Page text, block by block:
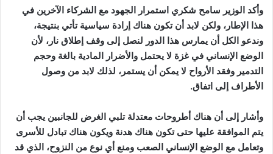
وأكد الوزير سامح شكري استمرار الجهود مع الشركاء الآخرين في
هذا الإطار، ولكن لابد أن تكون هناك إرادة سياسية تأتي بنتيجة،
وندعو الكل أن يمارس هذا الدور لنصل إلى وقف إطلاق نار، لأن
الوضع الإنساني في غزة لا يحتمل والأضرار المادية بالغة وحجم
التدمير وفقد الأرواح لا يمكن أن يستمر، لذلك لابد من وصول
الأطراف إلى اتفاق.
وأشار إلى أن هناك أطروحات معتدلة تلبي الغرض للجانبين يجب أن
يتم الموافقة عليها حتى تكون هناك هدنة ويكون هناك تبادل للأسرى
وتعامل مع الوضع الإنساني الصعب ومنع أي نوع من النزوح، الذي قد